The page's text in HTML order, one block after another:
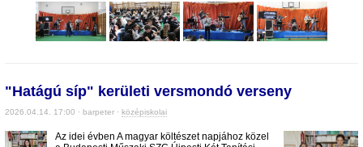
"Hatágú síp" kerületi versmondó verseny
2026.04.14. 17:00 · barpeter · középiskolai
Az idei évben A magyar költészet napjához közel